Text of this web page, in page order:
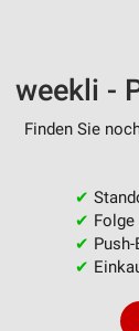
weekli -
Finden Sie
✔
✔
✔
✔